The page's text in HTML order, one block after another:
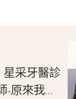
星采牙醫診
-原來我的